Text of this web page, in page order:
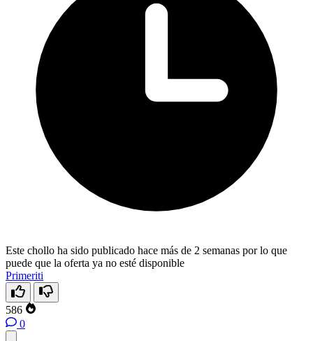
Este chollo ha sido publicado hace más de 2 semanas por lo que
puede que la oferta ya no esté disponible
Primeriti
586
0